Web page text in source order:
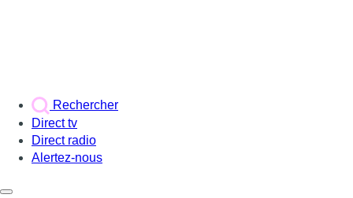
Rechercher
Direct tv
Direct radio
Alertez-nous